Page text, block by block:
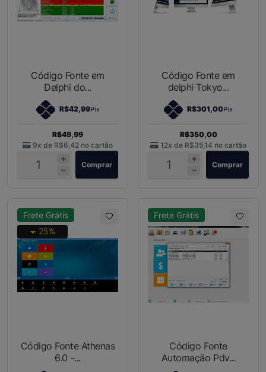
Código Fonte em
Delphi do...
R$42,99Pix
R$49,99
9x de R$6,42 no cartão
Comprar
Código Fonte em
delphi Tokyo...
R$301,00Pix
R$350,00
12x de R$35,14 no cartão
Comprar
Frete Grátis
25%
Código Fonte Athenas
6.0 -...
Frete Grátis
Código Fonte
Automação Pdv...